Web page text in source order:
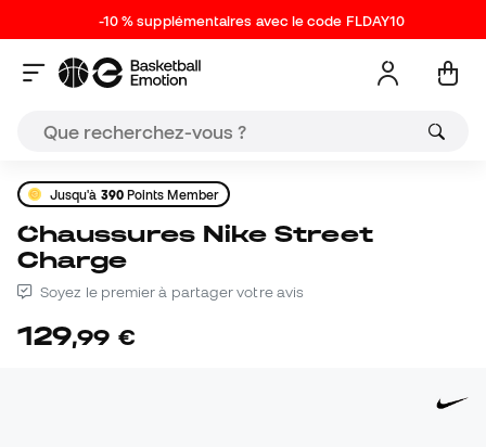
-10 % supplémentaires avec le code FLDAY10
Jusqu'à 390Points Member
Chaussures Nike Street
Charge
Soyez le premier à partager votre avis
129,99 €